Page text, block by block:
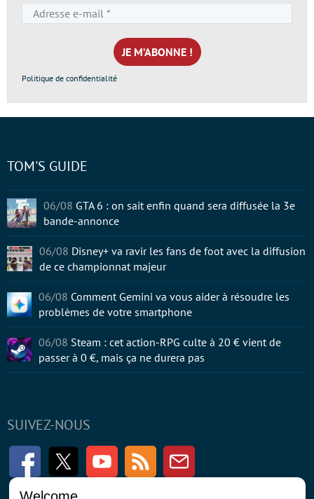
e-
mail
*
Politique de confidentialité
SUIVEZ-NOUS
FacebookTwitter Youtube RSS Newsletter
TOM'S GUIDE
06/08 GTA 6 : on sait enfin quand sera diffusée la 3e
bande-annonce
06/08 Disney+ va ravir les fans de foot avec la diffusion
de ce championnat majeur
06/08 Comment Gemini va vous aider à résoudre les
problèmes de votre smartphone
06/08 Steam : cet action-RPG culte à 20 € vient de
passer à 0 €, mais ça ne durera pas
Welcome